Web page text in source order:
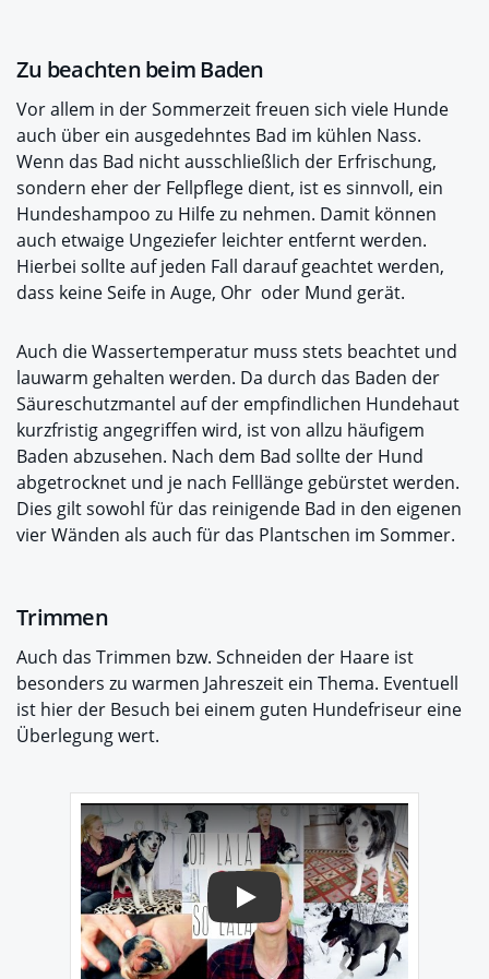
Zu beachten beim Baden
Vor allem in der Sommerzeit freuen sich viele Hunde
auch über ein ausgedehntes Bad im kühlen Nass.
Wenn das Bad nicht ausschließlich der Erfrischung,
sondern eher der Fellpflege dient, ist es sinnvoll, ein
Hundeshampoo zu Hilfe zu nehmen. Damit können
auch etwaige Ungeziefer leichter entfernt werden.
Hierbei sollte auf jeden Fall darauf geachtet werden,
dass keine Seife in Auge, Ohr oder Mund gerät.
Auch die Wassertemperatur muss stets beachtet und
lauwarm gehalten werden. Da durch das Baden der
Säureschutzmantel auf der empfindlichen Hundehaut
kurzfristig angegriffen wird, ist von allzu häufigem
Baden abzusehen. Nach dem Bad sollte der Hund
abgetrocknet und je nach Felllänge gebürstet werden.
Dies gilt sowohl für das reinigende Bad in den eigenen
vier Wänden als auch für das Plantschen im Sommer.
Trimmen
Auch das Trimmen bzw. Schneiden der Haare ist
besonders zu warmen Jahreszeit ein Thema. Eventuell
ist hier der Besuch bei einem guten Hundefriseur eine
Überlegung wert.
Play